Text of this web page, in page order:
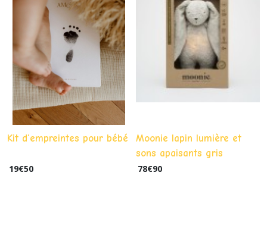
Kit d’empreintes pour bébé
19€50
Moonie lapin lumière et
sons apaisants gris
78€90